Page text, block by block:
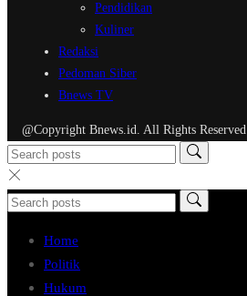
Pendidikan
Kuliner
Redaksi
Pedoman Siber
Bnews TV
@Copyright Bnews.id. All Rights Reserved
Home
Politik
Hukum